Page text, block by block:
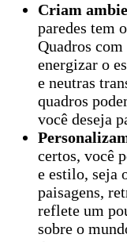
Criam
paredes tem
Quadros
energizar o
e neutras
quadros
você deseja
certos, você
e estilo, seja
paisagens,
reflete um
sobre o